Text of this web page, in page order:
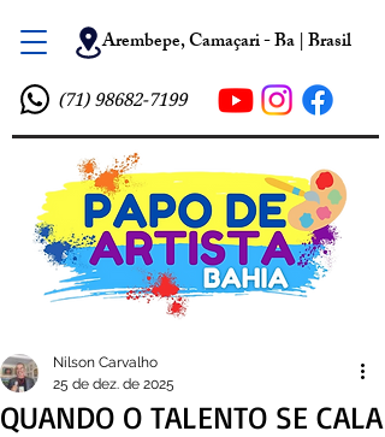
Arembepe, Camaçari - Ba | Brasil
(71) 98682-7199
QUANDO O TALENTO SE CALA
Nilson Carvalho
25 de dez. de 2025